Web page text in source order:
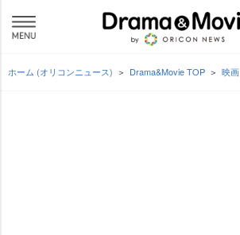
ホーム (オリコンニュース) Drama&Movie TOP 映画